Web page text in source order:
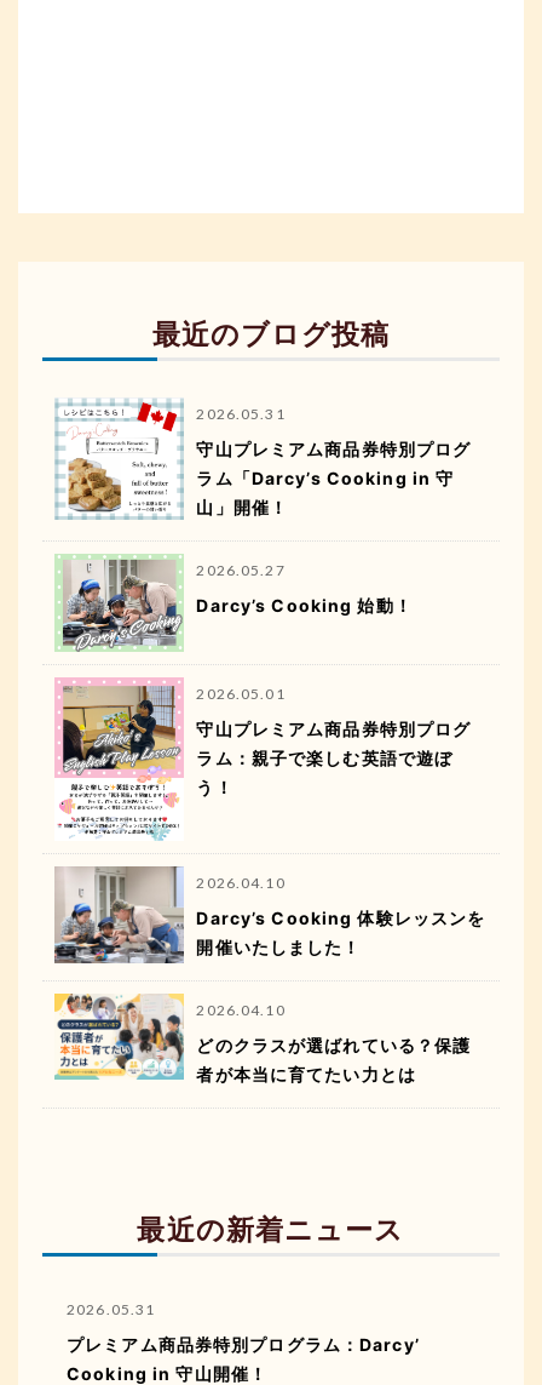
最近のブログ投稿
2026.05.31
守山プレミアム商品券特別プログ
ラム「Darcy’s Cooking in 守
山」開催！
2026.05.27
Darcy’s Cooking 始動！
2026.05.01
守山プレミアム商品券特別プログ
ラム：親子で楽しむ英語で遊ぼ
う！
2026.04.10
Darcy’s Cooking 体験レッスンを
開催いたしました！
2026.04.10
どのクラスが選ばれている？保護
者が本当に育てたい力とは
最近の新着ニュース
2026.05.31
プレミアム商品券特別プログラム：Darcy’
Cooking in 守山開催！